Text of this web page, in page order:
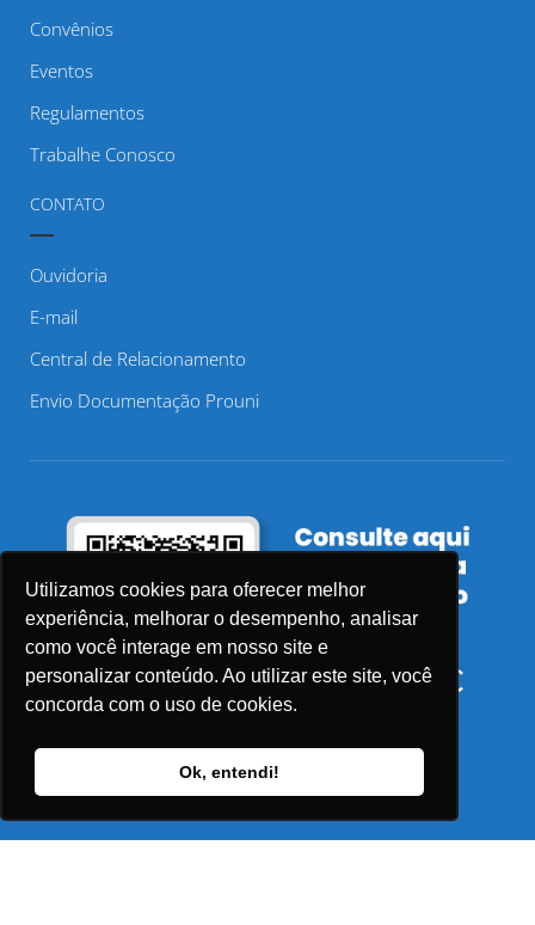
Utilizamos cookies para oferecer melhor
experiência, melhorar o desempenho, analisar
como você interage em nosso site e
personalizar conteúdo. Ao utilizar este site, você
concorda com o uso de cookies.
Ok, entendi!
Convênios
Eventos
Regulamentos
Trabalhe Conosco
CONTATO
Ouvidoria
E-mail
Central de Relacionamento
Envio Documentação Prouni